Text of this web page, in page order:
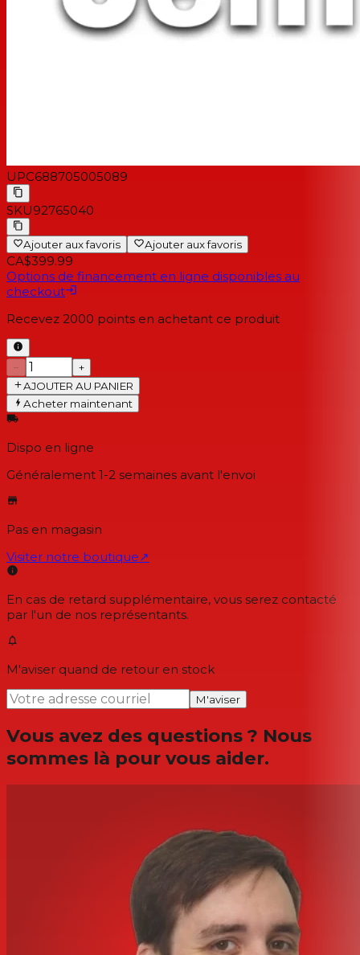
UPC688705005089
SKU92765040
Ajouter aux favoris Ajouter aux favoris
CA$399.99
Options de financement en ligne disponibles au
checkout
Recevez 2000 points en achetant ce produit
−
+
AJOUTER AU PANIER
Acheter maintenant
Dispo en ligne
Généralement 1-2 semaines avant l'envoi
Pas en magasin
Visiter notre boutique↗
En cas de retard supplémentaire, vous serez contacté
par l'un de nos représentants.
M'aviser quand de retour en stock
M'aviser
Vous avez des questions ? Nous
sommes là pour vous aider.